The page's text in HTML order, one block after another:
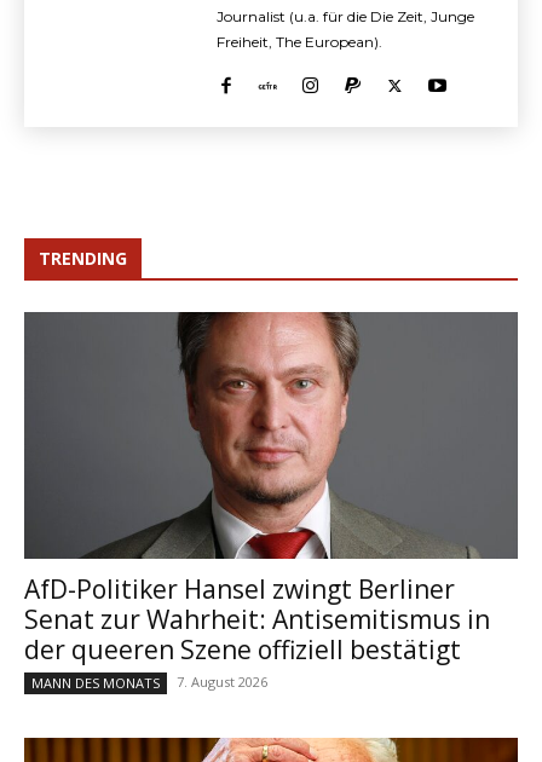
Journalist (u.a. für die Die Zeit, Junge
Freiheit, The European).
TRENDING
AfD-Politiker Hansel zwingt Berliner
Senat zur Wahrheit: Antisemitismus in
der queeren Szene offiziell bestätigt
MANN DES MONATS 7. August 2026